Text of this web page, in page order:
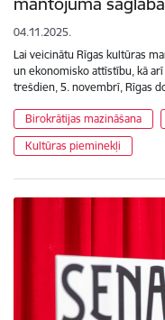
04.11.2025.
Lai veicinātu Rīgas kultūras
un ekonomisko attīstību, kā
trešdien, 5. novembrī, Rīgas
Birokrātijas mazināšana
Kultūras pieminekļi